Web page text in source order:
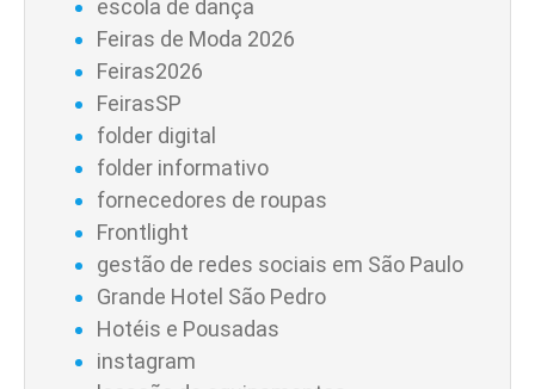
escola de dança
Feiras de Moda 2026
Feiras2026
FeirasSP
folder digital
folder informativo
fornecedores de roupas
Frontlight
gestão de redes sociais em São Paulo
Grande Hotel São Pedro
Hotéis e Pousadas
instagram